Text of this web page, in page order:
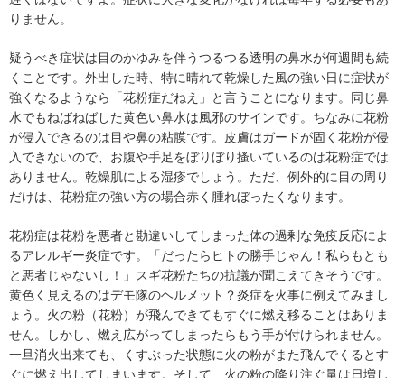
りません。
疑うべき症状は目のかゆみを伴うつるつる透明の鼻水が何週間も続
くことです。外出した時、特に晴れて乾燥した風の強い日に症状が
強くなるようなら「花粉症だねえ」と言うことになります。同じ鼻
水でもねばねばした黄色い鼻水は風邪のサインです。ちなみに花粉
が侵入できるのは目や鼻の粘膜です。皮膚はガードが固く花粉が侵
入できないので、お腹や手足をぼりぼり搔いているのは花粉症では
ありません。乾燥肌による湿疹でしょう。ただ、例外的に目の周り
だけは、花粉症の強い方の場合赤く腫れぼったくなります。
花粉症は花粉を悪者と勘違いしてしまった体の過剰な免疫反応によ
るアレルギー炎症です。「だったらヒトの勝手じゃん！私らもとも
と悪者じゃないし！」スギ花粉たちの抗議が聞こえてきそうです。
黄色く見えるのはデモ隊のヘルメット？炎症を火事に例えてみまし
ょう。火の粉（花粉）が飛んできてもすぐに燃え移ることはありま
せん。しかし、燃え広がってしまったらもう手が付けられません。
一旦消火出来ても、くすぶった状態に火の粉がまた飛んでくるとす
ぐに燃え出してしまいます。そして、火の粉の降り注ぐ量は日増し